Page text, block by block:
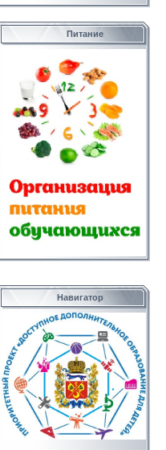
Питание
Навигатор